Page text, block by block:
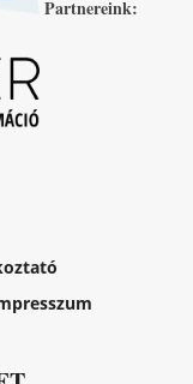
Partnereink: